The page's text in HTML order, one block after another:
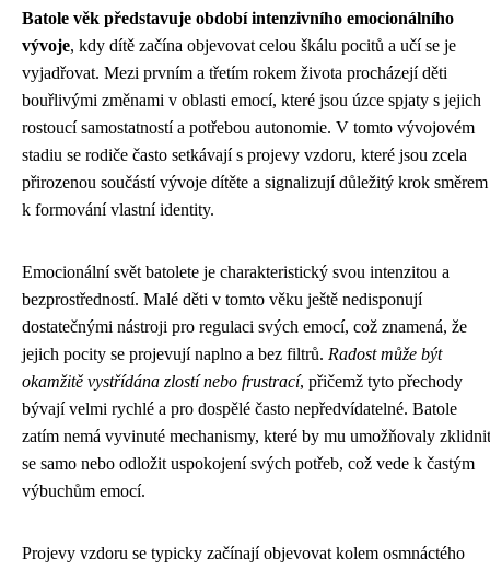
Batole věk představuje období intenzivního emocionálního
vývoje, kdy dítě začína objevovat celou škálu pocitů a učí se je
vyjadřovat. Mezi prvním a třetím rokem života procházejí děti
bouřlivými změnami v oblasti emocí, které jsou úzce spjaty s jejich
rostoucí samostatností a potřebou autonomie. V tomto vývojovém
stadiu se rodiče často setkávají s projevy vzdoru, které jsou zcela
přirozenou součástí vývoje dítěte a signalizují důležitý krok směrem
k formování vlastní identity.
Emocionální svět batolete je charakteristický svou intenzitou a
bezprostředností. Malé děti v tomto věku ještě nedisponují
dostatečnými nástroji pro regulaci svých emocí, což znamená, že
jejich pocity se projevují naplno a bez filtrů. Radost může být
okamžitě vystřídána zlostí nebo frustrací, přičemž tyto přechody
bývají velmi rychlé a pro dospělé často nepředvídatelné. Batole
zatím nemá vyvinuté mechanismy, které by mu umožňovaly zklidnit
se samo nebo odložit uspokojení svých potřeb, což vede k častým
výbuchům emocí.
Projevy vzdoru se typicky začínají objevovat kolem osmnáctého